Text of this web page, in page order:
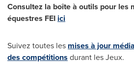
Consultez la boîte à outils pour les
équestres FEI ici
Suivez toutes les mises à jour
des compétitions durant les Jeux.